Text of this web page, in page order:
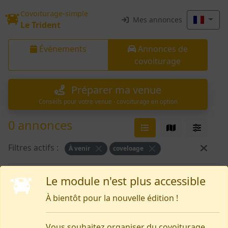
Le module n'est plus accessible
À bientôt pour la nouvelle édition !
Covoiturage-simple
Le Trident Mes annonces
Événements
Annonces de
covoiturage
Préparer ma venue
Conseils pour votre venue · covoiturage en option
0 annonces
Filtres actifs : À venir coveloage
Rien pour le moment